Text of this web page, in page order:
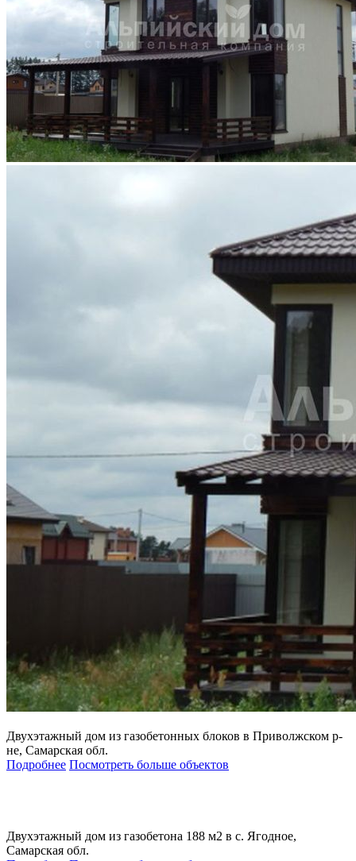
Двухэтажный дом из газобетонных блоков в Приволжском р-
не, Самарская обл.
Подробнее Посмотреть больше объектов
Двухэтажный дом из газобетона 188 м2 в с. Ягодное,
Самарская обл.